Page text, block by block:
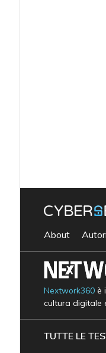
About Autori
Nextwork360è
cultura digitale
TUTTE LE